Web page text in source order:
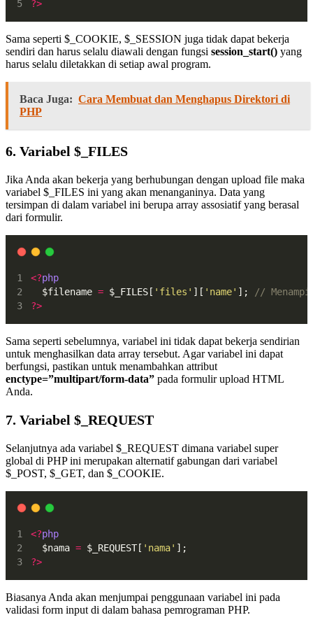
?>
Sama seperti $_COOKIE, $_SESSION juga tidak dapat bekerja
sendiri dan harus selalu diawali dengan fungsi session_start() yang
harus selalu diletakkan di setiap awal program.
Baca Juga: Cara Membuat dan Menghapus Direktori di
PHP
6. Variabel $_FILES
Jika Anda akan bekerja yang berhubungan dengan upload file maka
variabel $_FILES ini yang akan menanganinya. Data yang
tersimpan di dalam variabel ini berupa array assosiatif yang berasal
dari formulir.
<?php
  $filename
= $_FILES[ 'files' ][ 'name' ];
//
?>
Sama seperti sebelumnya, variabel ini tidak dapat bekerja sendirian
untuk menghasilkan data array tersebut. Agar variabel ini dapat
berfungsi, pastikan untuk menambahkan attribut
enctype=”multipart/form-data” pada formulir upload HTML
Anda.
7. Variabel $_REQUEST
Selanjutnya ada variabel $_REQUEST dimana variabel super
global di PHP ini merupakan alternatif gabungan dari variabel
$_POST, $_GET, dan $_COOKIE.
<?php
  $nama
= $_REQUEST[ 'nama' ];
?>
Biasanya Anda akan menjumpai penggunaan variabel ini pada
validasi form input di dalam bahasa pemrograman PHP.